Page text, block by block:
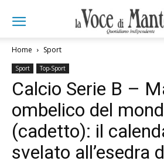
Home Sport
Sport Top-Sport
Calcio Serie B –
ombelico del
(cadetto): il
svelato all’esedra